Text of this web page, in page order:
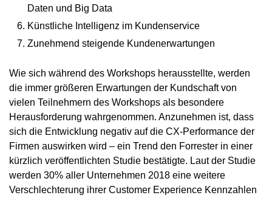
Daten und Big Data
Künstliche Intelligenz im Kundenservice
Zunehmend steigende Kundenerwartungen
Wie sich während des Workshops herausstellte, werden
die immer größeren Erwartungen der Kundschaft von
vielen Teilnehmern des Workshops als besondere
Herausforderung wahrgenommen. Anzunehmen ist, dass
sich die Entwicklung negativ auf die CX-Performance der
Firmen auswirken wird – ein Trend den Forrester in einer
kürzlich veröffentlichten Studie bestätigte. Laut der Studie
werden 30% aller Unternehmen 2018 eine weitere
Verschlechterung ihrer Customer Experience Kennzahlen